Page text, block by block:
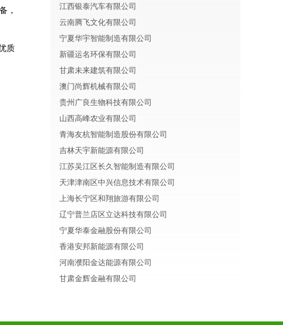
，
质
江西银泰汽车有限公司
云南腾飞文化有限公司
宁夏华宇智能制造有限公司
新疆运名环保有限公司
甘肃未来建筑有限公司
澳门尚辉机械有限公司
贵州广良生物科技有限公司
山西高峰农业有限公司
青海友杭智能制造股份有限公司
吉林天宇新能源有限公司
江苏吴江区长久智能制造有限公司
天津津南区中兴信息技术有限公司
上海长宁区和翔旅游有限公司
辽宁普兰店区立达科技有限公司
宁夏华泰金融股份有限公司
香港安邦新能源有限公司
河南濮阳金达能源有限公司
甘肃金辉金融有限公司